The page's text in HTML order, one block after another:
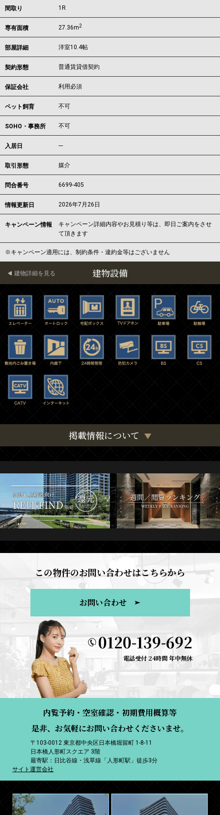
間取り 1R
専有面積 27.36m2
部屋詳細 洋室10.4帖
契約形態 普通賃貸借契約
保証会社 利用必須
ペット飼育 不可
SOHO・事務所 不可
入居日 ---
取引形態 媒介
問合番号 6699-405
情報更新日 2026年7月26日
キャンペーン情報
キャンペーン詳細内容やお見積り等は、即日ご案内をさせ
て頂きます
※キャンペーン適用には、制約条件・違約金等はございません
建物設備
建物詳細を見る
掲載情報について
この物件のお問い合わせはこちらから
お問い合わせ
0120-139-692
電話受付 24時間 年中無休
内覧予約・空室確認・初期費用概算等
是非、お気軽にお問い合わせくださいませ。
〒103-0012 東京都中央区日本橋堀留町 1-8-11
日本橋人形町スクエア 3階
最寄駅：日比谷線・浅草線「人形町駅」徒歩3分
サイト運営会社